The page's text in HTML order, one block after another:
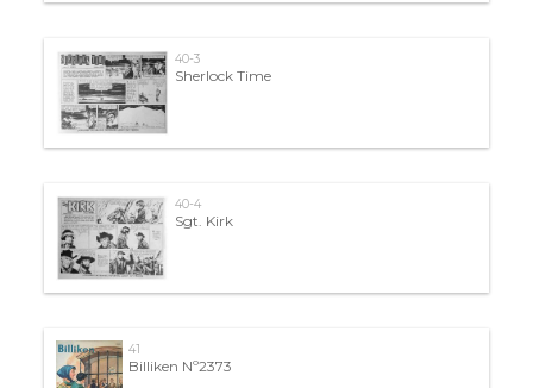
40-3
Sherlock Time
40-4
Sgt. Kirk
41
Billiken Nº2373